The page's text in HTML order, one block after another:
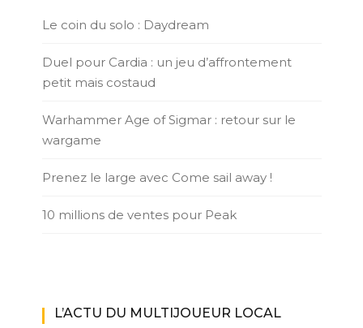
Le coin du solo : Daydream
Duel pour Cardia : un jeu d’affrontement
petit mais costaud
Warhammer Age of Sigmar : retour sur le
wargame
Prenez le large avec Come sail away !
10 millions de ventes pour Peak
L’ACTU DU MULTIJOUEUR LOCAL